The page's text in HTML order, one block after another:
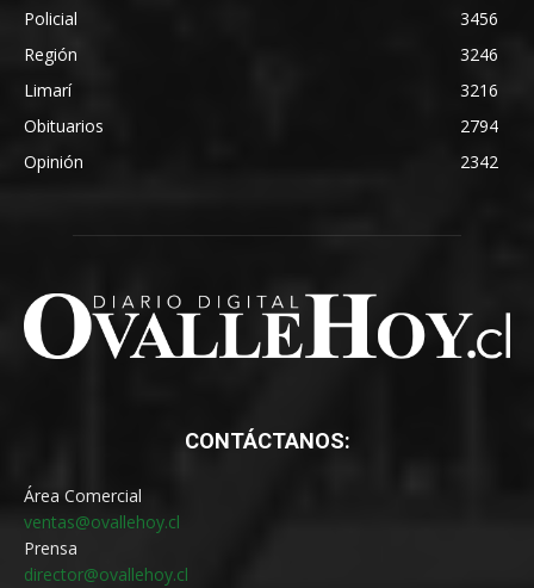
Policial
3456
Región
3246
Limarí
3216
Obituarios
2794
Opinión
2342
CONTÁCTANOS:
Área Comercial
ventas@ovallehoy.cl
Prensa
director@ovallehoy.cl